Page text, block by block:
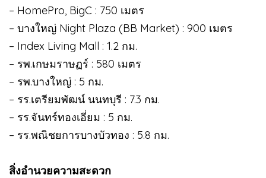
– HomePro, BigC : 750 เมตร
– บางใหญ่ Night Plaza (BB Market) : 900 เมตร
– Index Living Mall : 1.2 กม.
– รพ.เกษมราษฏร์ : 580 เมตร
– รพ.บางใหญ่ : 5 กม.
– รร.เตรียมพัฒน์ นนทบุรี : 7.3 กม.
– รร.จันทร์ทองเอี่ยม : 5 กม.
– รร.พณิชยการบางบัวทอง : 5.8 กม.
สิ่งอำนวยความสะดวก